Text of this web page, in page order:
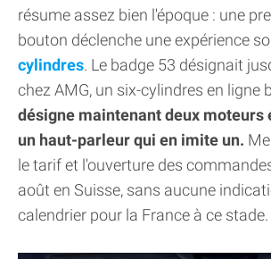
résume assez bien l'époque : une
bouton déclenche une expérience
cylindres. Le badge 53 désignait
chez AMG, un six-cylindres en ligne
désigne maintenant deux moteurs
un haut-parleur qui en imite un.
le tarif et l'ouverture des
août en Suisse, sans aucune
calendrier pour la France à ce stade.